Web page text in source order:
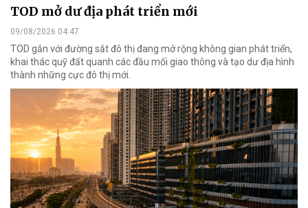
TOD mở dư địa phát triển mới
09/08/2026 04:47
TOD gắn với đường sắt đô thị đang mở rộng không gian phát triển,
khai thác quỹ đất quanh các đầu mối giao thông và tạo dư địa hình
thành những cực đô thị mới.